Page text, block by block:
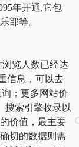
年开通,它包
部等。
览人数已经达
信息，可以去
询；更多网站价
搜索引擎收录以
价值，最主要
切的数据则需